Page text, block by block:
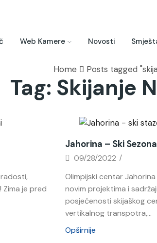
Web Kamere Novosti
Home Posts tagged
Tag: Skijanje
je pred
Jahorina – Ski
09/28/2022 /
Olimpijski centar
novim projektima i
posjećenosti skijaškog
vertikalnog transpotra,...
Opširnije